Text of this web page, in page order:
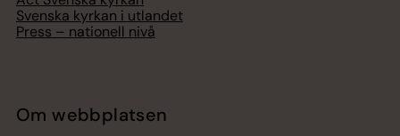
Svenska kyrkan i utlandet
Press – nationell nivå
Om webbplatsen